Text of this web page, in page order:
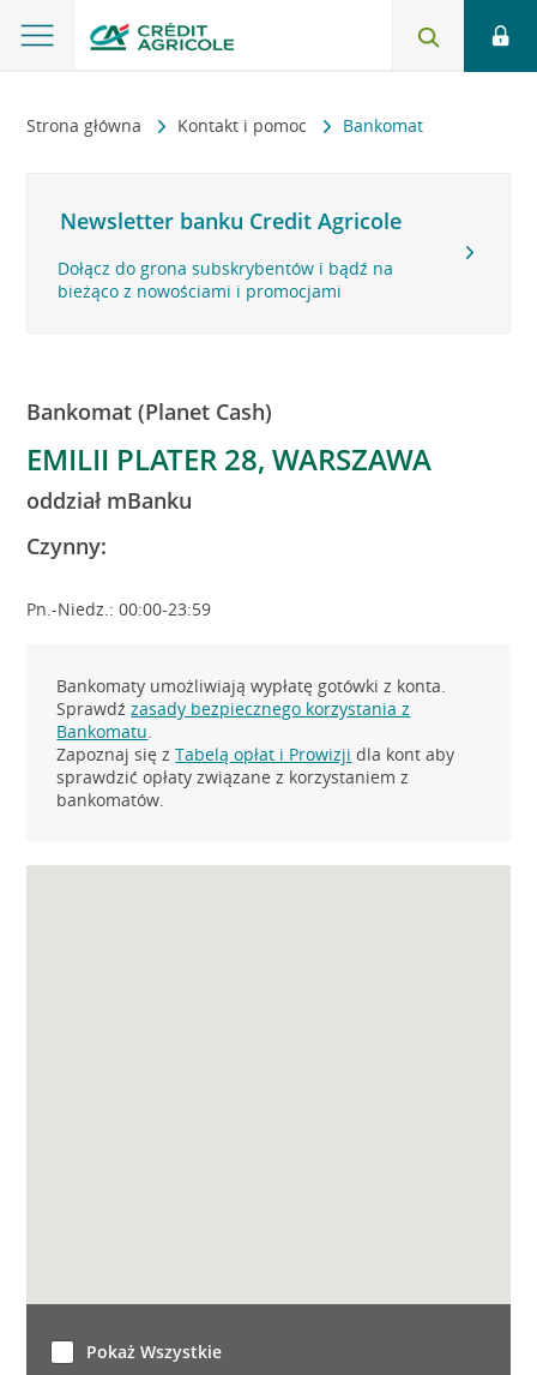
Strona główna Kontakt i pomoc Bankomat
Newsletter banku Credit Agricole
Dołącz do grona subskrybentów i bądź na
bieżąco z nowościami i promocjami
Bankomat (Planet Cash)
EMILII PLATER 28, WARSZAWA
oddział mBanku
Czynny:
Pn.-Niedz.: 00:00-23:59
Bankomaty umożliwiają wypłatę gotówki z konta.
Sprawdźzasady bezpiecznego korzystania z
Bankomatu.
Zapoznaj się zTabelą opłat i Prowizji dla kont aby
sprawdzić opłaty związane z korzystaniem z
bankomatów.
Pokaż Wszystkie